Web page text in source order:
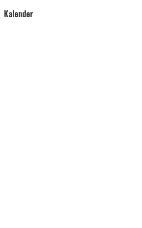
Kalender